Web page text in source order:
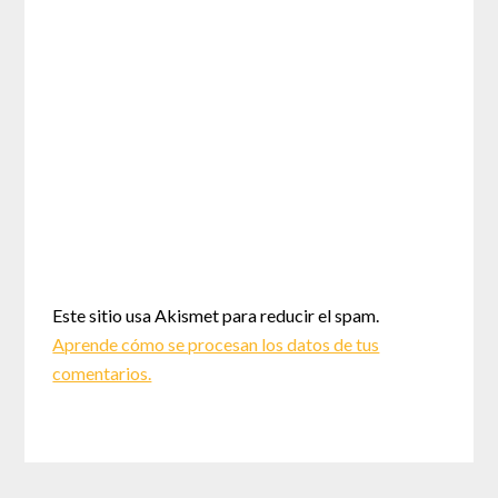
Este sitio usa Akismet para reducir el spam.
Aprende cómo se procesan los datos de tus
comentarios.